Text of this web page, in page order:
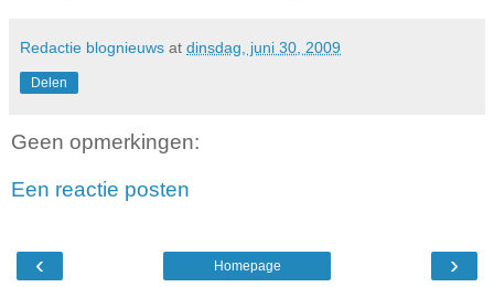
Redactie blognieuws at dinsdag, juni 30, 2009
Delen
Geen opmerkingen:
Een reactie posten
‹ ›
Homepage